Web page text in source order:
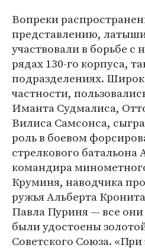
Вопреки
представлению,
участвовали в борьбе с
рядах 130-го корпуса,
подразделениях.
частности,
Иманта Судмалиса,
Вилиса Самсонса,
роль в боевом
стрелкового батальона
командира
Круминя, наводчика
ружья Альберта
Павла Пуриня — все они
были удостоены
Советского Союза.